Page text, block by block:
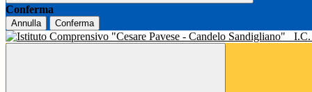
Conferma
Annulla Conferma
I.C.